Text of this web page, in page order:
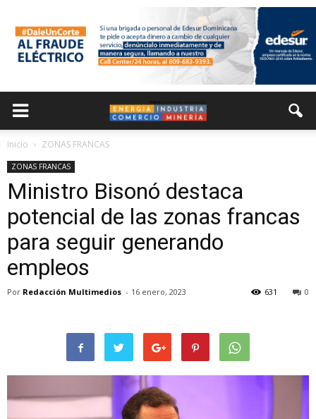
Inicio ZONAS FRANCAS
ZONAS FRANCAS
Ministro Bisonó destaca
potencial de las zonas francas
para seguir generando
empleos
Por Redacción Multimedios - 16 enero, 2023 0
631